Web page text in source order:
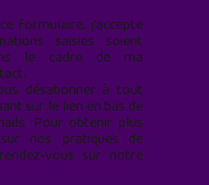
formulaire, j’accepte
saisies soient
le cadre de ma
désabonner à tout
sur le lien en bas de
Pour obtenir plus
nos pratiques de
vous sur notre